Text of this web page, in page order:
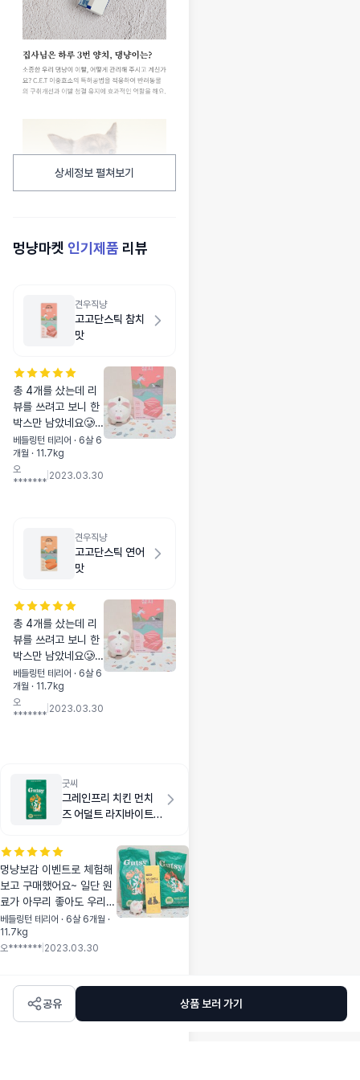
상세정보 펼쳐보기
멍냥마켓 인기제품 리뷰
견우직냥
고고단스틱 참치
맛
총 4개를 샀는데 리
뷰를 쓰려고 보니 한
박스만 남았네요🥲
그만큼 잘 먹어서 순
삭이였다는..😆😆
베들링턴 테리어 · 6살 6
개월 · 11.7kg
오
*******
2023.03.30
견우직냥
고고단스틱 연어
맛
총 4개를 샀는데 리
뷰를 쓰려고 보니 한
박스만 남았네요🥲
그만큼 잘 먹어서 순
삭이였다는..😆😆
베들링턴 테리어 · 6살 6
개월 · 11.7kg
오
*******
2023.03.30
굿씨
그레인프리 치킨 먼치
즈 어덜트 라지바이트
멍냥보감 이벤트로 체험해
보고 구매했어요~ 일단 원
료가 아무리 좋아도 우리아
이가 먹지 않는다면 말짱
꽝이잖아요🥲 헌데 곤충사
료를 처음 접했음에도 오독
그리고 저희 아이가 좀 통
통한편인데 기존에 먹이고
베들링턴 테리어 · 6살 6개월 ·
11.7kg
오******* 2023.03.30
공유 상품 보러 가기